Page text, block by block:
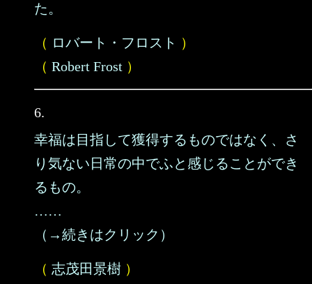
た。
（ ロバート・フロスト ）
（ Robert Frost ）
6.
幸福は目指して獲得するものではなく、さ
り気ない日常の中でふと感じることができ
るもの。
……
（→続きはクリック）
（ 志茂田景樹 ）